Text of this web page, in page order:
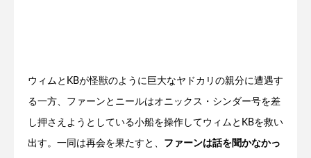
ウィムとKBが怪獣のように巨大なヤドカリの親分に遭遇す
る一方、ファーンとニールはオニックス・シンダー号を差
し押さえようとしている小船を操作してウィムとKBを救い
出す。一同は再会を果たすと、 ファーンは話を聞かなかっ